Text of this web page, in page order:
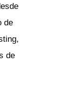
de
de